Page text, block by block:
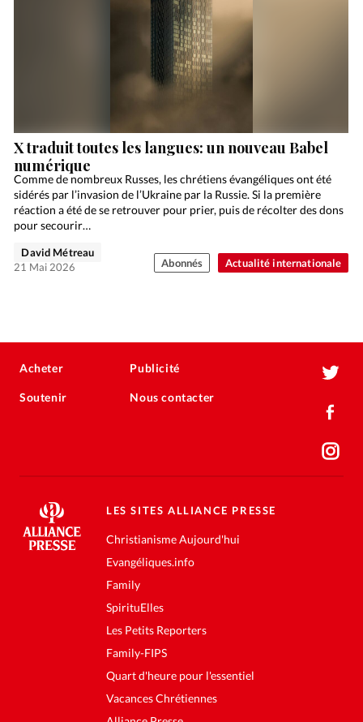
Actualité internationale
X traduit toutes les langues: un nouveau Babel
numérique
Comme de nombreux Russes, les chrétiens évangéliques ont été
sidérés par l’invasion de l’Ukraine par la Russie. Si la première
réaction a été de se retrouver pour prier, puis de récolter des dons
pour secourir…
David Métreau
21 Mai 2026
Abonnés
Acheter
Soutenir
Publicité
Nous contacter
LES SITES ALLIANCE PRESSE
Christianisme Aujourd'hui
Evangéliques.info
Family
SpirituElles
Les Petits Reporters
Family-FIPS
Quart d'heure pour l'essentiel
Vacances Chrétiennes